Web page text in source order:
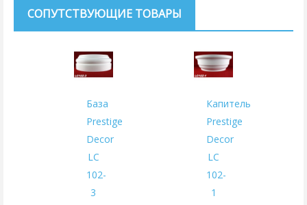
СОПУТСТВУЮЩИЕ ТОВАРЫ
База
Prestige
Decor
LC
102-
3
Капитель
Prestige
Decor
LC
102-
1